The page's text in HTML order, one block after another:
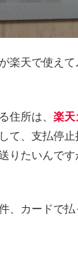
楽天で使え
住所は、 楽天
て、支払停
りたいんで
、カードで